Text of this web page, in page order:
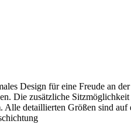
Design für eine Freude an
Die zusätzliche
detaillierten Größen sind auf